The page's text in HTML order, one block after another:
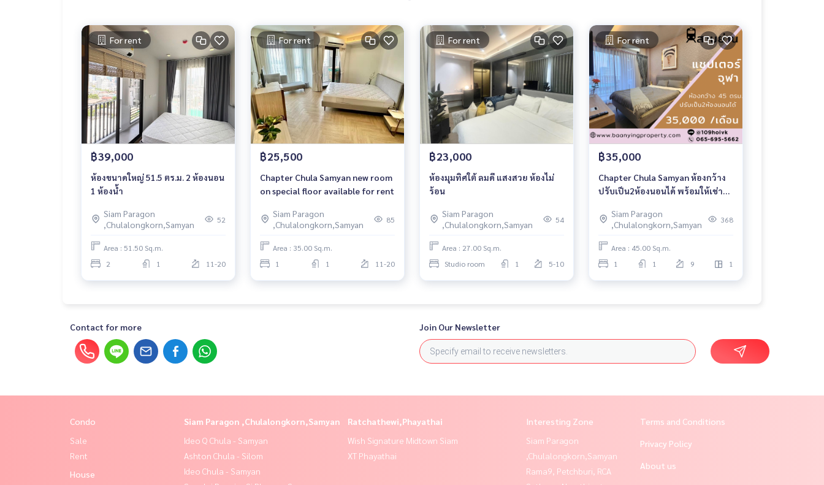
- โรงพยาบาลจุฬาลงกรณ์
For rent
฿39,000
ห้องขนาดใหญ่ 51.5 ตร.ม. 2 ห้องนอน
1 ห้องน้ำ
Siam Paragon
,Chulalongkorn,Samyan
52
Area : 51.50 Sq.m.
2
1 11-20
For rent
฿25,500
Chapter Chula Samyan new room
on special floor available for rent
Siam Paragon
,Chulalongkorn,Samyan
85
Area : 35.00 Sq.m.
1
1 11-20
For rent
฿23,000
ห้องมุมทิศใต้ ลมดี แสงสวย ห้องไม่
ร้อน
Siam Paragon
,Chulalongkorn,Samyan
54
Area : 27.00 Sq.m.
Studio room
1 5-10
For rent
฿35,000
Chapter Chula Samyan ห้องกว้าง
ปรับเป็น2ห้องนอนได้ พร้อมให้เช่า
Siam Paragon
,Chulalongkorn,Samyan
368
Area : 45.00 Sq.m.
1
1 9 1
Contact for more Join Our Newsletter
Condo
Sale
Rent
House
Siam Paragon ,Chulalongkorn,Samyan
Ideo Q Chula - Samyan
Ashton Chula - Silom
Ideo Chula - Samyan
Ratchathewi,Phayathai
Wish Signature Midtown Siam
XT Phayathai
Interesting Zone
Siam Paragon
,Chulalongkorn,Samyan
Rama9, Petchburi, RCA
Terms and Conditions
Privacy Policy
About us